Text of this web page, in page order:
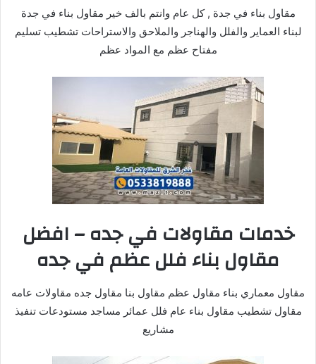
مقاول بناء في جدة , كل عام وانتم بالف خير مقاول بناء في جدة
لبناء العماير والفلل والهناجر والملاحق والاستراحات تشطيب تسليم
مفتاح عظم مع المواد عظم
خدمات مقاولات في جده – افضل
مقاول بناء فلل عظم في جده
مقاول معماري بناء مقاول عظم مقاول بنا مقاول جده مقاولات عامه
مقاول تشطيب مقاول بناء عام فلل عمائر مساجد مستودعات تنفيذ
مشاريع